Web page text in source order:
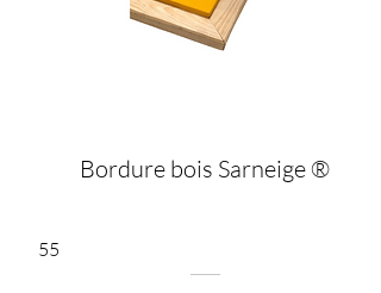
Bordure bois Sarneige ®
55